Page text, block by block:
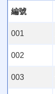
編號
001
002
003